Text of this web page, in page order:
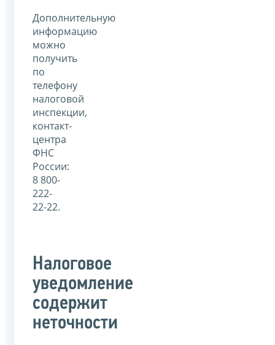
Дополнительную
информацию
можно
получить
по
телефону
налоговой
инспекции,
контакт-
центра
ФНС
России:
8 800-
222-
22-22.
Налоговое
уведомление
содержит
неточности